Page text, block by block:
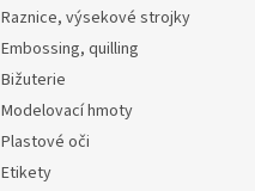
Raznice, výsekové strojky
Embossing, quilling
Bižuterie
Modelovací hmoty
Plastové oči
Etikety